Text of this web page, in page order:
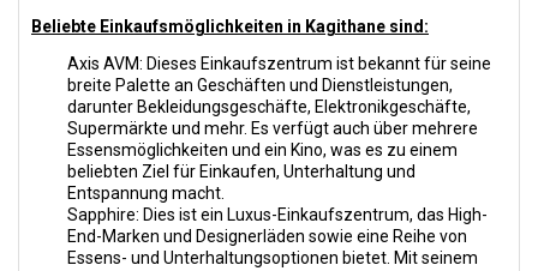
Beliebte Einkaufsmöglichkeiten in Kagithane sind:
Axis AVM: Dieses Einkaufszentrum ist bekannt für seine
breite Palette an Geschäften und Dienstleistungen,
darunter Bekleidungsgeschäfte, Elektronikgeschäfte,
Supermärkte und mehr. Es verfügt auch über mehrere
Essensmöglichkeiten und ein Kino, was es zu einem
beliebten Ziel für Einkaufen, Unterhaltung und
Entspannung macht.
Sapphire: Dies ist ein Luxus-Einkaufszentrum, das High-
End-Marken und Designerläden sowie eine Reihe von
Essens- und Unterhaltungsoptionen bietet. Mit seinem